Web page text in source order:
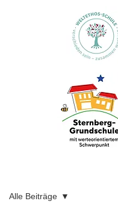
Alle Beiträge